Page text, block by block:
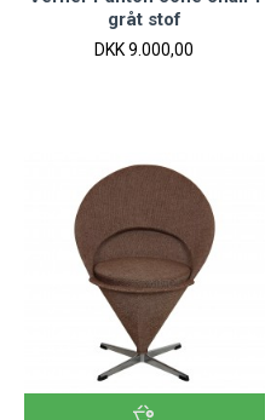
gråt stof
DKK 9.000,00